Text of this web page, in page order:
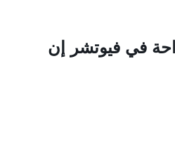
في فيوتشر إن